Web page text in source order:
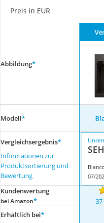
Preis in EUR
Abbildung*
Modell*
Vergleichsergebnis*
Informationen zur
Produktsortierung und
Bewertung
07/
Kundenwertung
bei Amazon*
Erhältlich bei*